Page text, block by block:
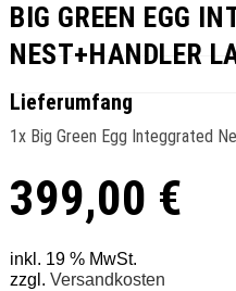
BIG GREEN EGG
NEST+HANDLER
Lieferumfang
1x Big Green Egg Integgrated
399,00 €
inkl. 19 % MwSt.
zzgl. Versandkosten